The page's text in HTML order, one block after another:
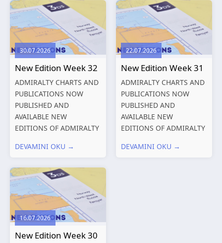
Shipping and the
Environment – A Guide to
Environmental
Compliance...
Charts published 13
August 2026 Chart
Title, limits
and other remarks
319
International chart
30.07.2026
New Edition Week 32
ADMIRALTY CHARTS AND
PUBLICATIONS NOW
PUBLISHED AND
AVAILABLE NEW
EDITIONS OF ADMIRALTY
PUBLICATIONS New
Charts published 06
August 2026 Chart Title,
limits and other remarks
1602 China – Chang...
DEVAMINI OKU →
22.07.2026
New Edition Week 31
ADMIRALTY CHARTS AND
PUBLICATIONS NOW
PUBLISHED AND
AVAILABLE NEW
EDITIONS OF ADMIRALTY
PUBLICATIONS New
DEVAMINI OKU →
16.07.2026
New Edition Week 30